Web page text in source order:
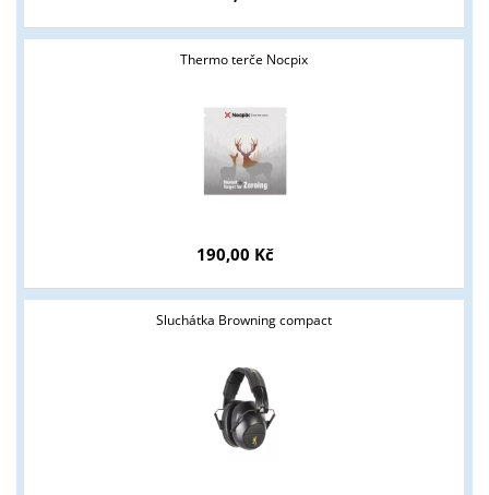
Thermo terče Nocpix
190,00 Kč
Sluchátka Browning compact
Tyto stránky jsou určeny pouze odborné veřejnosti od 18 let a
podnikatelům v oblasti zbraně a střelivo. Splňujete tyto
podmínky?